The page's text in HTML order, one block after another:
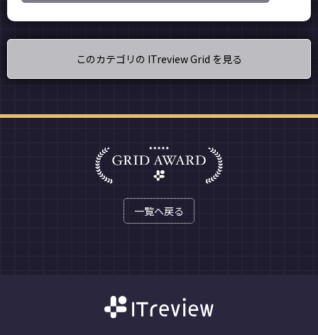
このカテゴリの ITreview Grid を見る
一覧へ戻る